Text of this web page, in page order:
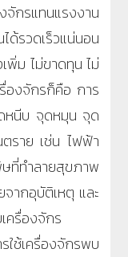
รแทนแรงงาน
ด้รวดเร็วแน่นอน
พิ่ม ไม่ขาดทุน ไม่
องจักรก็คือ การ
หนีบ จุดหมุน จุด
ราย เช่น ไฟฟ้า
ที่ทำลายสุขภาพ
ากอุบัติเหตุ และ
ครื่องจักร
ช้เครื่องจักรพบ